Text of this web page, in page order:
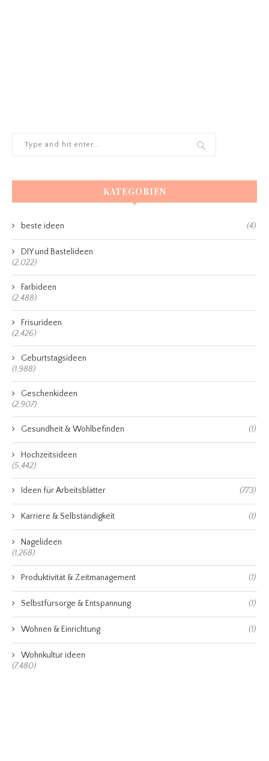
KATEGORIEN
beste ideen (4)
DIY und Bastelideen
(2,022)
Farbideen
(2,488)
Frisurideen
(2,426)
Geburtstagsideen
(1,988)
Geschenkideen
(2,907)
Gesundheit & Wohlbefinden (1)
Hochzeitsideen
(5,442)
Ideen für Arbeitsblätter (773)
Karriere & Selbständigkeit (1)
Nagelideen
(1,268)
Produktivität & Zeitmanagement (1)
Selbstfürsorge & Entspannung (1)
Wohnen & Einrichtung (1)
Wohnkultur ideen
(7,480)